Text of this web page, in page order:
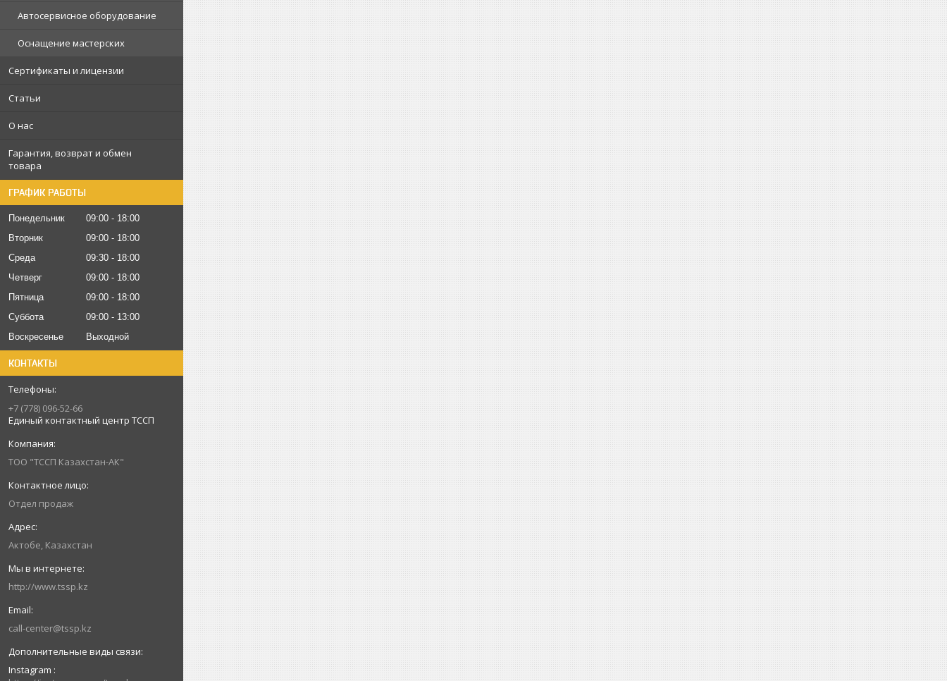
Автосервисное оборудование
Оснащение мастерских
Сертификаты и лицензии
Статьи
О нас
Гарантия, возврат и обмен
товара
ГРАФИК РАБОТЫ
Понедельник 09:00
18:00
Вторник
09:00
18:00
Среда
09:30
18:00
Четверг
09:00
18:00
Пятница
09:00
18:00
Суббота
09:00
13:00
Воскресенье
Выходной
КОНТАКТЫ
+7 (778) 096-52-66
Единый контактный центр ТССП
ТОО "ТССП Казахстан-АК"
Отдел продаж
Актобе, Казахстан
http://www.tssp.kz
call-center@tssp.kz
Instagram